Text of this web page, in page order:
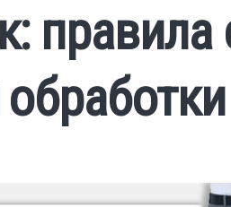
правила